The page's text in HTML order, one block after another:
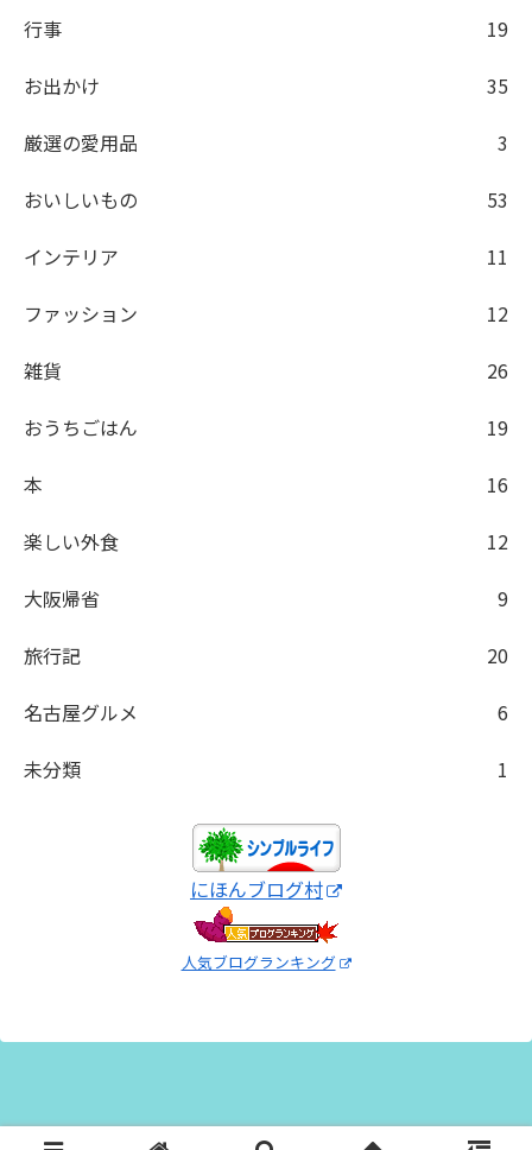
行事
19
お出かけ
35
厳選の愛用品
3
おいしいもの
53
インテリア
11
ファッション
12
雑貨
26
おうちごはん
19
本
16
楽しい外食
12
大阪帰省
9
旅行記
20
名古屋グルメ
6
未分類
1
にほんブログ村
人気ブログランキング